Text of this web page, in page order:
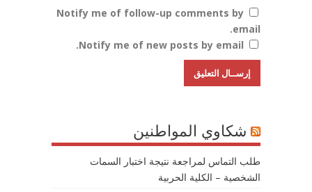
Notify me of follow-up comments by
email.
Notify me of new posts by email.
شكاوي المواطنين
طلب التماس لمراجعة نتيجة اختبار السمات
الشخصية – الكلية الحربية